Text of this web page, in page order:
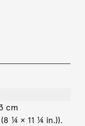
cm
¼ × 11 ¼ in.)).